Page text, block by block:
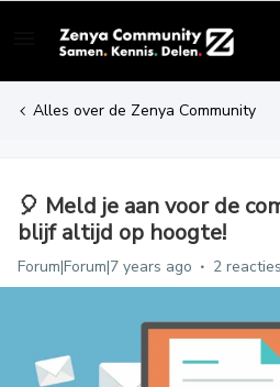
Alles over de Zenya Community
🎈 Meld je aan voor de
blijf altijd op hoogte!
Forum|Forum|7 years ago 2 reacties